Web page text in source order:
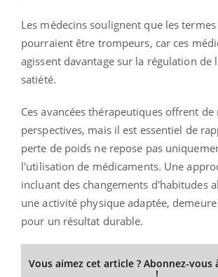
Les médecins soulignent que les
pourraient être trompeurs, car ces
agissent davantage sur la régulation de
satiété.
Ces avancées thérapeutiques offrent de
perspectives, mais il est essentiel de
perte de poids ne repose pas
l'utilisation de médicaments. Une
incluant des changements d'habitudes
une activité physique adaptée,
pour un résultat durable.
Vous aimez cet article ? Abonnez-vous
!